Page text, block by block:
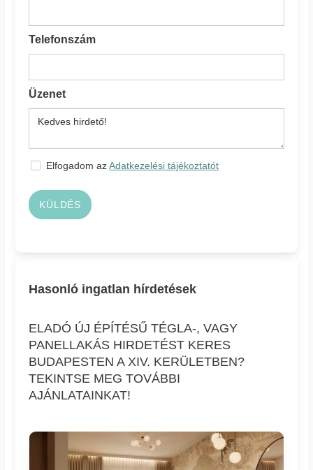
Telefonszám
Üzenet
Elfogadom azAdatkezelési tájékoztatót
KÜLDÉS
Hasonló ingatlan hírdetések
ELADÓ ÚJ ÉPÍTÉSŰ TÉGLA-, VAGY
PANELLAKÁS HIRDETÉST KERES
BUDAPESTEN A XIV. KERÜLETBEN?
TEKINTSE MEG TOVÁBBI
AJÁNLATAINKAT!